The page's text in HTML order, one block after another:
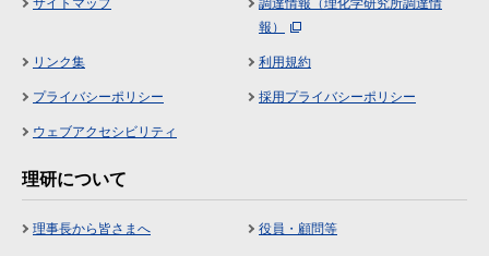
サイトマップ
調達情報（理化学研究所調達情
報）
リンク集 利用規約
プライバシーポリシー 採用プライバシーポリシー
ウェブアクセシビリティ
理研について
理事長から皆さまへ 役員・顧問等